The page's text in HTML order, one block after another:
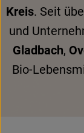
Kreis. Seit
und
Gladbach,
Bio-